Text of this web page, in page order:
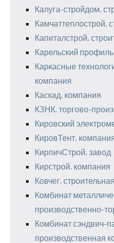
Калуга-стройдом,
Камчаттеплострой,
Капиталстрой,
Карельский
Каркасные
компания
Каскад, компания
КЗНК, торгово-
Кировский
КировТент,
КирпичСтрой, завод
Кирстрой, компания
Ковчег,
Комбинат
производственно-
Комбинат сэндвич-
производственная